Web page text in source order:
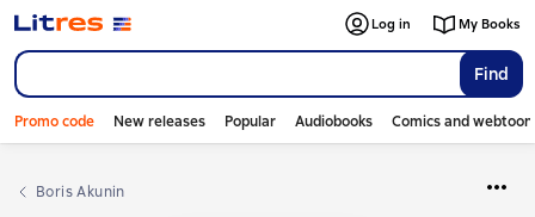
Find
Log in My Books
Promo code New releases Popular Audiobooks Comics and
Boris Akunin